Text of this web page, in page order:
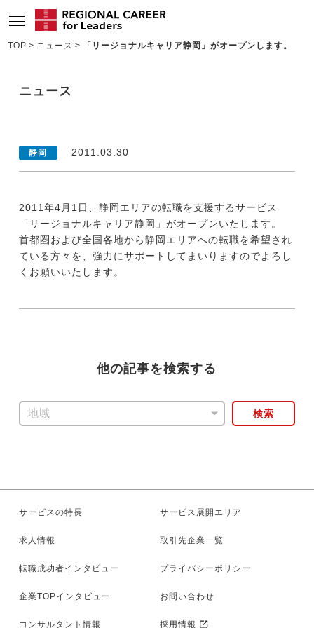
求人情報
企業TOPインタビュー
地域の特色
リサーチ
ニュース
今すぐ転職をお考えの方
TOP ニュース 「リージョナルキャリア静岡」がオープンします。
ニュース
静岡 2011.03.30
2011年4月1日、静岡エリアの転職を支援するサービス
「リージョナルキャリア静岡」がオープンいたします。
首都圏および全国各地から静岡エリアへの転職を希望され
ている方々を、強力にサポートしてまいりますのでよろし
くお願いいたします。
他の記事を検索する
検索
サービスの特長
求人情報
転職成功者インタビュー
企業TOPインタビュー
コンサルタント情報
サービス展開エリア
取引先企業一覧
プライバシーポリシー
お問い合わせ
採用情報